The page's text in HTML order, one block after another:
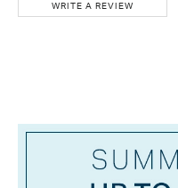
WRITE A REVIEW